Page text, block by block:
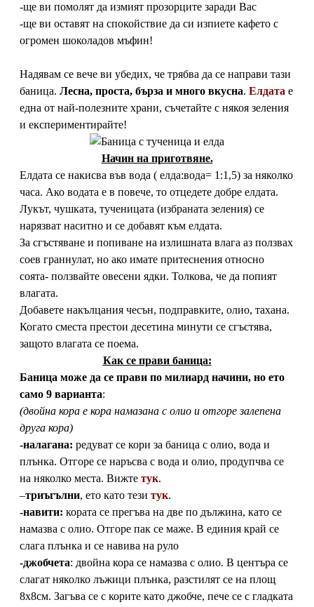
-ще ви помолят да измият прозорците заради Вас
-ще ви оставят на спокойствие да си изпиете кафето с
огромен шоколадов мъфин!
Надявам се вече ви убедих, че трябва да се направи тази
баница. Лесна, проста, бърза и много вкусна. Елдата е
една от най-полезните храни, съчетайте с някоя зеления
и експериментирайте!
Начин на приготвяне.
Елдата се накисва във вода ( елда:вода= 1:1,5) за няколко
часа. Ако водата е в повече, то отцедете добре елдата.
Лукът, чушката, тученицата (избраната зеления) се
нарязват наситно и се добавят към елдата.
За сгъстяване и попиване на излишната влага аз ползвах
соев граннулат, но ако имате притеснения относно
соята- ползвайте овесени ядки. Толкова, че да попият
влагата.
Добавете накълцания чесън, подправките, олио, тахана.
Когато сместа престои десетина минути се сгъстява,
защото влагата се поема.
Как се прави баница:
Баница може да се прави по милиард начини, но ето
само 9 варианта:
(двойна кора е кора намазана с олио и отгоре залепена
друга кора)
-налагана: редуват се кори за баница с олио, вода и
плънка. Отгоре се наръсва с вода и олио, продупчва се
на няколко места. Вижте тук.
–триъгълни, ето като тези тук.
-навити: кората се прегъва на две по дължина, като се
намазва с олио. Отгоре пак се маже. В единия край се
слага плънка и се навива на руло
-джобчета: двойна кора се намазва с олио. В центъра се
слагат няколко лъжици плънка, разстилят се на площ
8х8см. Загъва се с корите като джобче, пече се с гладката